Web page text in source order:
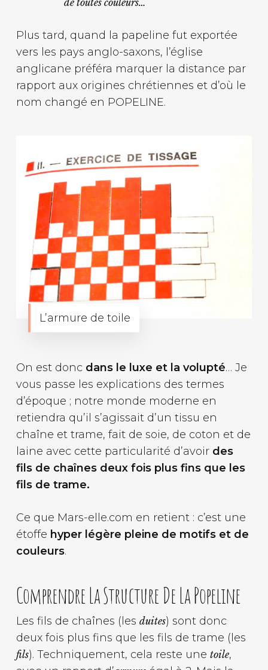
de toutes couleurs…
Plus tard, quand la papeline fut exportée
vers les pays anglo-saxons, l’église
anglicane préféra marquer la distance par
rapport aux origines chrétiennes et d’où le
nom changé en POPELINE.
L’armure de toile
On est donc dans le luxe et la volupté… Je
vous passe les explications des termes
d’époque ; notre monde moderne en
retiendra qu’il s’agissait d’un tissu en
chaîne et trame, fait de soie, de coton et de
laine avec cette particularité d’avoir des
fils de chaînes deux fois plus fins que les
fils de trame.
Ce que Mars-elle.com en retient : c’est une
étoffe hyper légère pleine de motifs et de
couleurs.
Comprendre La Structure De La Popeline
Les fils de chaînes (les duites) sont donc
deux fois plus fins que les fils de trame (les
fils). Techniquement, cela reste une toile,